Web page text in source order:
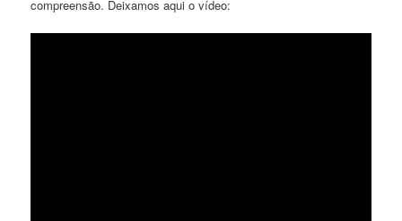
compreensão. Deixamos aqui o vídeo: